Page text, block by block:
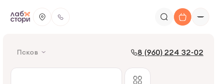
Псков 8 (960) 224 32-02